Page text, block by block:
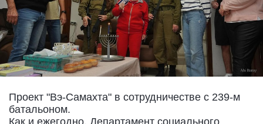
Проект "Вэ-Самахта" в сотрудничестве с 239-м
батальоном.
Как и ежегодно, Департамент социального